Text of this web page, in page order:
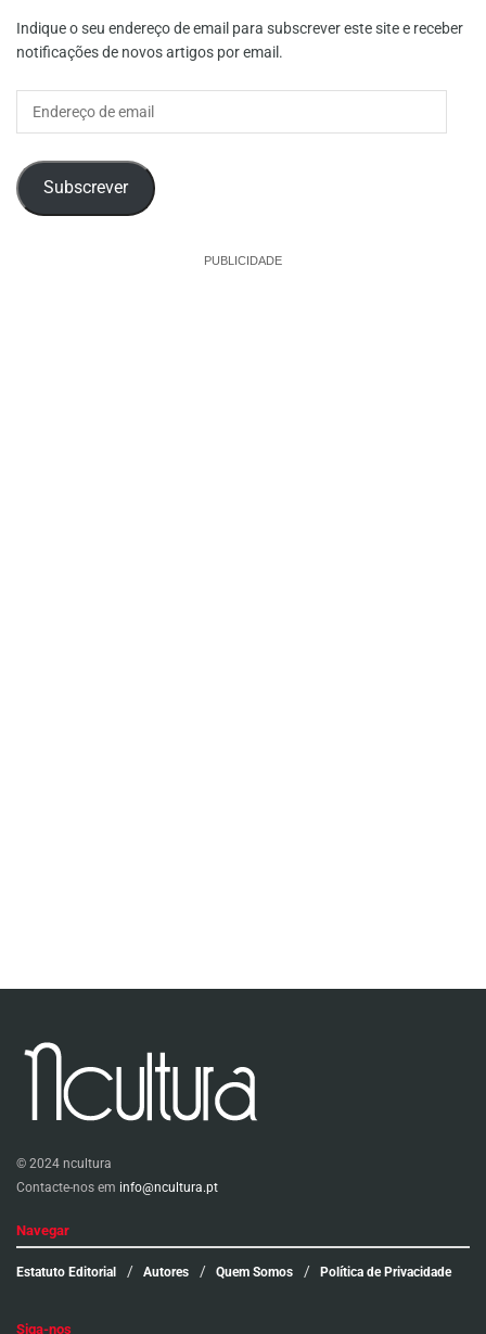
Indique o seu endereço de email para subscrever este site e receber
notificações de novos artigos por email.
Endereço
Subscrever
PUBLICIDADE
© 2024 ncultura
Contacte-nos em info@ncultura.pt
Navegar
Estatuto Editorial Autores Quem Somos Política de Privacidade
Siga-nos